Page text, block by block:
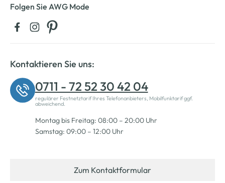
Folgen Sie AWG Mode
Kontaktieren Sie uns:
0711 - 72 52 30 42 04
regulärer Festnetztarif Ihres Telefonanbieters, Mobilfunktarif ggf.
abweichend.
Montag bis Freitag: 08:00 – 20:00 Uhr
Samstag: 09:00 – 12:00 Uhr
Zum Kontaktformular